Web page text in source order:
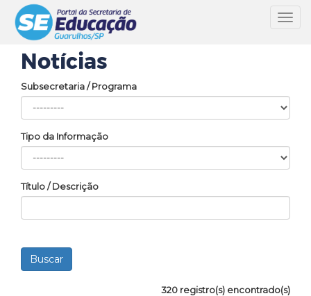
Notícias
Subsecretaria / Programa
Tipo da Informação
Título / Descrição
320 registro(s) encontrado(s)